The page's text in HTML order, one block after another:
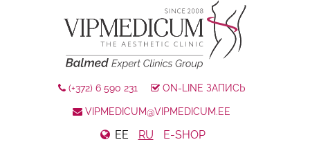
(+372) 6 590 231 ON-LINE ЗАПИСЬ
VIPMEDICUM@VIPMEDICUM.EE
EE RU E-SHOP